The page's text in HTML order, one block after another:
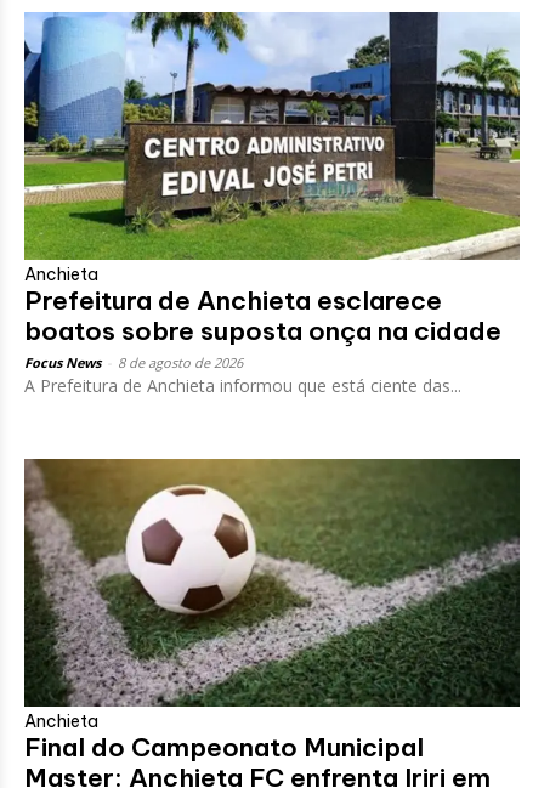
Anchieta
Prefeitura de Anchieta esclarece
boatos sobre suposta onça na cidade
Focus News 8 de agosto de 2026
A Prefeitura de Anchieta informou que está ciente das...
Anchieta
Final do Campeonato Municipal
Master: Anchieta FC enfrenta Iriri em